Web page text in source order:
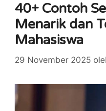
40+ Contoh
Menarik dan
Mahasiswa
29 November 2025